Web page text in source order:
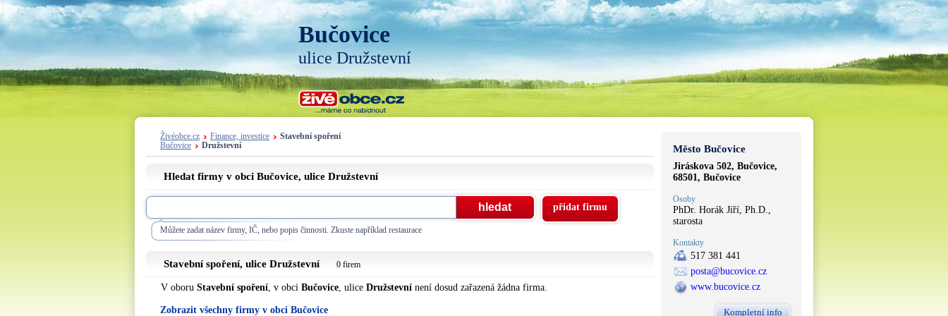
Bučovice
ulice Družstevní
Živéobce.cz Finance, investice
Stavební spoření
Bučovice
Družstevní
Hledat firmy v obci Bučovice, ulice Družstevní
Můžete zadat název firmy, IČ, nebo popis činnosti. Zkuste například restaurace
přidat firmu
Stavební spoření, ulice Družstevní 0 firem
V oboru Stavební spoření, v obci Bučovice, ulice Družstevní není dosud zařazená žádna firma.
Zobrazit všechny firmy v obci Bučovice
Město Bučovice
Jiráskova 502, Bučovice,
68501, Bučovice
Osoby
PhDr. Horák Jiří, Ph.D.,
starosta
Kontakty
517 381 441
posta@bucovice.cz
www.bucovice.cz
Kompletní info